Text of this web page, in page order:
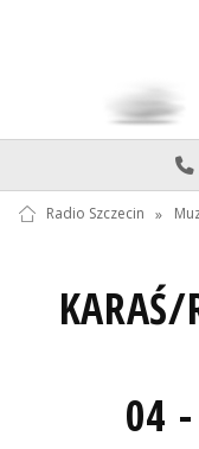
Radio Szczecin »
04